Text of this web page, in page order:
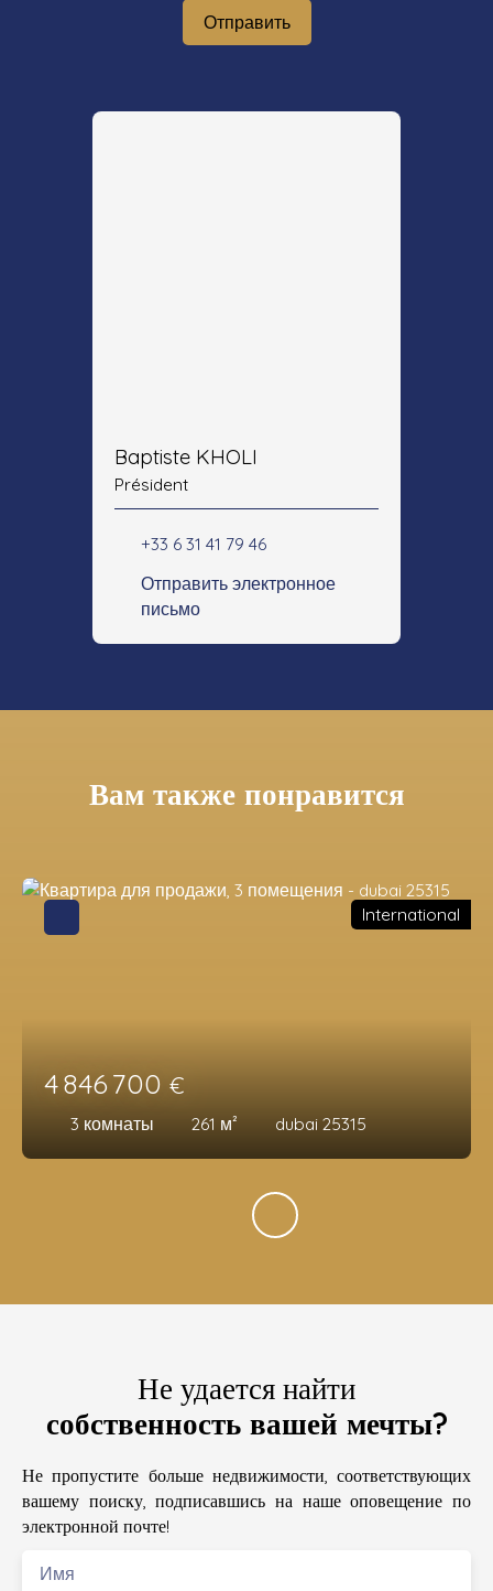
Отправить
Baptiste KHOLI
Président
+33 6 31 41 79 46
Отправить электронное
письмо
Вам также понравится
4 846 700 €
3 комнаты 261 м² dubai 25315
International
Не удается найти
собственность вашей мечты?
Не пропустите больше недвижимости, соответствующих
вашему поиску, подписавшись на наше оповещение по
электронной почте!
Имя